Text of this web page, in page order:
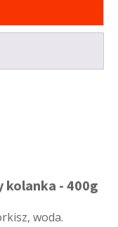
kolanka - 400g
woda.